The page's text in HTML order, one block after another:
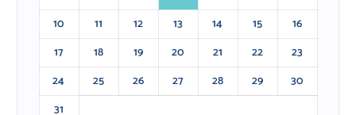
10
11 12 13 14 15
16
17
18 19 20 21 22
23
24
25 26 27 28 29
30
31